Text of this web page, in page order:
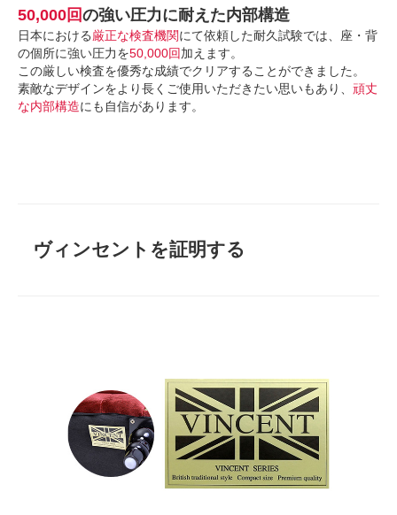
50,000回の強い圧力に耐えた内部構造
日本における厳正な検査機関にて依頼した耐久試験では、座・背
の個所に強い圧力を50,000回加えます。
この厳しい検査を優秀な成績でクリアすることができました。
素敵なデザインをより長くご使用いただきたい思いもあり、 頑丈
な内部構造にも自信があります。
ヴィンセントを証明する